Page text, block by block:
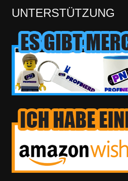
UNTERSTÜTZUNG